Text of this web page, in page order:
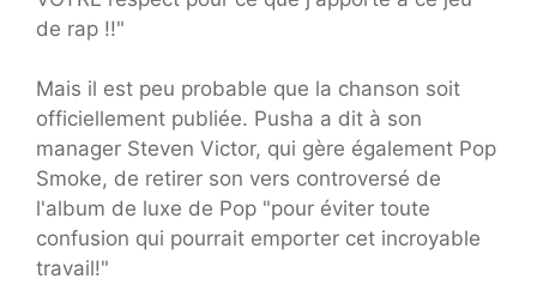
de rap !!"
Mais il est peu probable que la chanson soit
officiellement publiée. Pusha a dit à son
manager Steven Victor, qui gère également Pop
Smoke, de retirer son vers controversé de
l'album de luxe de Pop "pour éviter toute
confusion qui pourrait emporter cet incroyable
travail!"